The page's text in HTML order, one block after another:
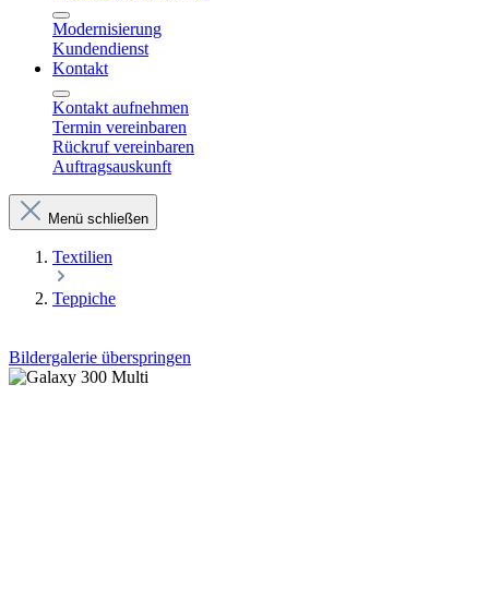
Modernisierung
Kundendienst
Kontakt
Kontakt aufnehmen
Termin vereinbaren
Rückruf vereinbaren
Auftragsauskunft
Menü schließen
Textilien
Teppiche
Bildergalerie überspringen